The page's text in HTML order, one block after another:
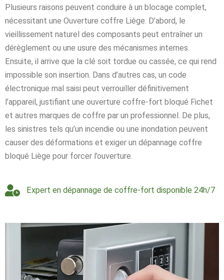
Plusieurs raisons peuvent conduire à un blocage complet,
nécessitant une Ouverture coffre Liège. D’abord, le
vieillissement naturel des composants peut entraîner un
dérèglement ou une usure des mécanismes internes.
Ensuite, il arrive que la clé soit tordue ou cassée, ce qui rend
impossible son insertion. Dans d’autres cas, un code
électronique mal saisi peut verrouiller définitivement
l’appareil, justifiant une ouverture coffre-fort bloqué Fichet
et autres marques de coffre par un professionnel. De plus,
les sinistres tels qu’un incendie ou une inondation peuvent
causer des déformations et exiger un dépannage coffre
bloqué Liège pour forcer l’ouverture.
Expert en dépannage de coffre-fort disponible 24h/7